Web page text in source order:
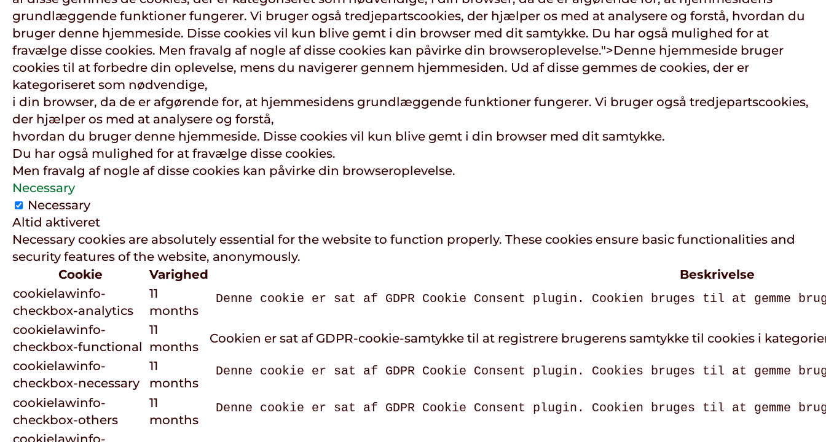
grundlæggende funktioner fungerer. Vi bruger også tredjepartscookies, der hjælper os med at analysere og forstå, hvordan du
bruger denne hjemmeside. Disse cookies vil kun blive gemt i din browser med dit samtykke. Du har også mulighed for at
fravælge disse cookies. Men fravalg af nogle af disse cookies kan påvirke din browseroplevelse.">Denne hjemmeside bruger
cookies til at forbedre din oplevelse, mens du navigerer gennem hjemmesiden. Ud af disse gemmes de cookies, der er
kategoriseret som nødvendige,
i din browser, da de er afgørende for, at hjemmesidens grundlæggende funktioner fungerer. Vi bruger også tredjepartscookies,
der hjælper os med at analysere og forstå,
hvordan du bruger denne hjemmeside. Disse cookies vil kun blive gemt i din browser med dit samtykke.
Du har også mulighed for at fravælge disse cookies.
Men fravalg af nogle af disse cookies kan påvirke din browseroplevelse.
Necessary
Necessary
Altid aktiveret
Necessary cookies are absolutely essential for the website to function properly. These cookies ensure basic functionalities and
security features of the website, anonymously.
Cookie
Varighed
Beskrivelse
cookielawinfo-
checkbox-analytics
11
months
Denne cookie er sat af GDPR Cookie Consent plugin. Cookien bruges til at gemme
cookielawinfo-
checkbox-functional
11
months
Cookien er sat af GDPR-cookie-samtykke til at registrere brugerens samtykke til cookies i
cookielawinfo-
checkbox-necessary
11
months
Denne cookie er sat af GDPR Cookie Consent plugin. Cookies bruges til at gemme
cookielawinfo-
checkbox-others
11
months
Denne cookie er sat af GDPR Cookie Consent plugin. Cookien bruges til at gemme
cookielawinfo-